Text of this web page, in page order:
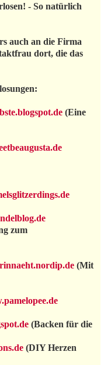
- So natürlich
auch an die Firma
dort, die das
(Eine
zum
(Mit
(Backen für die
(DIY Herzen